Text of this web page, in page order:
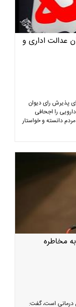
عدالت اداری و
پذیرش رای دیوان
را اجحافی
دانسته و خواستار
مخاطره
درمانی است، گفت: